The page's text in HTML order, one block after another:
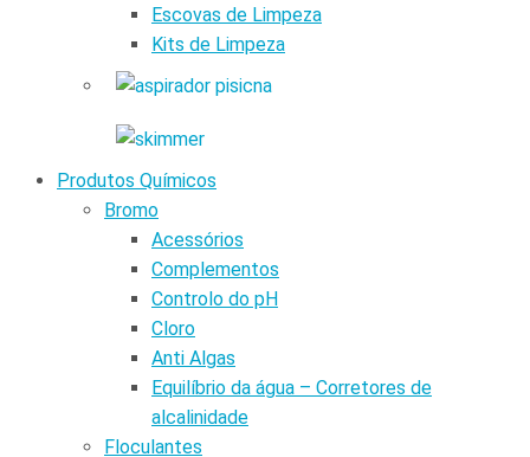
Escovas de Limpeza
Kits de Limpeza
Produtos Químicos
Bromo
Acessórios
Complementos
Controlo do pH
Cloro
Anti Algas
Equilíbrio da água – Corretores de
alcalinidade
Floculantes